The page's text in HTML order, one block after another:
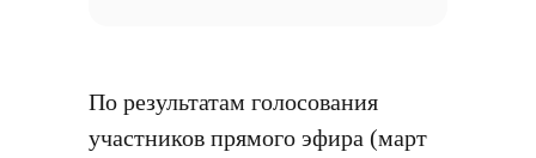
По результатам голосования
участников прямого эфира (март